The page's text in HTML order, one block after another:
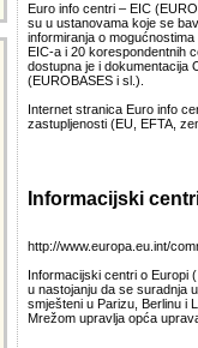
Euro info centri – EIC
su u ustanovama koje se
informiranja o
EIC-a i 20 korespondentnih
dostupna je i dokumentacija
(EUROBASES i sl.).
Internet stranica Euro info
zastupljenosti (EU, EFTA,
Informacijski
http://www.europa.eu.int/
Informacijski centri o Europi
u nastojanju da se suradnja
smješteni u Parizu, Berlinu i
Mrežom upravlja opća